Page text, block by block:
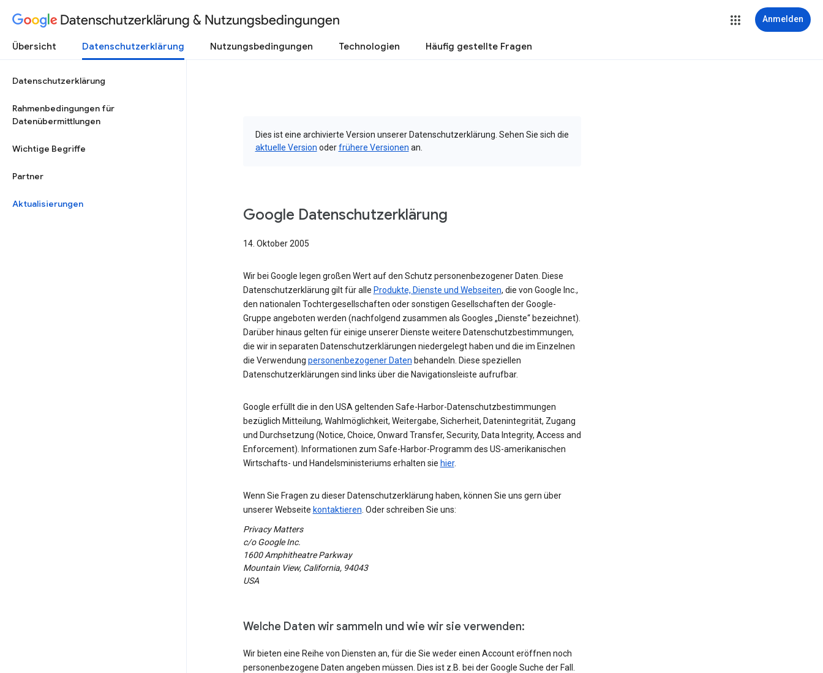
Datenschutzerklärung & Nutzungsbedingungen Anmelden
Übersicht Datenschutzerklärung Nutzungsbedingungen Technologien Häufig gestellte Fragen
Datenschutzerklärung
Rahmenbedingungen für
Datenübermittlungen
Wichtige Begriffe
Partner
Aktualisierungen
Dies ist eine archivierte Version unserer Datenschutzerklärung. Sehen Sie sich die
aktuelle Version oderfrühere Versionen an.
Google Datenschutzerklärung
14. Oktober 2005
Wir bei Google legen großen Wert auf den Schutz personenbezogener Daten. Diese
Datenschutzerklärung gilt für alle Produkte, Dienste und Webseiten, die von Google Inc.,
den nationalen Tochtergesellschaften oder sonstigen Gesellschaften der Google-
Gruppe angeboten werden (nachfolgend zusammen als Googles „Dienste“ bezeichnet).
Darüber hinaus gelten für einige unserer Dienste weitere Datenschutzbestimmungen,
die wir in separaten Datenschutzerklärungen niedergelegt haben und die im Einzelnen
die Verwendung personenbezogener Daten behandeln. Diese speziellen
Datenschutzerklärungen sind links über die Navigationsleiste aufrufbar.
Google erfüllt die in den USA geltenden Safe-Harbor-Datenschutzbestimmungen
bezüglich Mitteilung, Wahlmöglichkeit, Weitergabe, Sicherheit, Datenintegrität, Zugang
und Durchsetzung (Notice, Choice, Onward Transfer, Security, Data Integrity, Access and
Enforcement). Informationen zum Safe-Harbor-Programm des US-amerikanischen
Wirtschafts- und Handelsministeriums erhalten sie hier.
Wenn Sie Fragen zu dieser Datenschutzerklärung haben, können Sie uns gern über
unserer Webseite kontaktieren . Oder schreiben Sie uns:
Privacy Matters
c/o Google Inc.
1600 Amphitheatre Parkway
Mountain View, California, 94043
USA
Welche Daten wir sammeln und wie wir sie verwenden:
Wir bieten eine Reihe von Diensten an, für die Sie weder einen Account eröffnen noch
personenbezogene Daten angeben müssen. Dies ist z.B. bei der Google Suche der Fall.